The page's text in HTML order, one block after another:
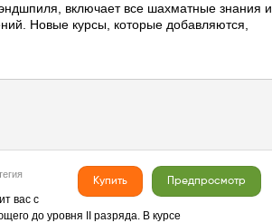
включает все шахматные знания и
Новые курсы, которые добавляются,
Предпросмотр
Купить
вас с
до уровня II разряда. В курсе